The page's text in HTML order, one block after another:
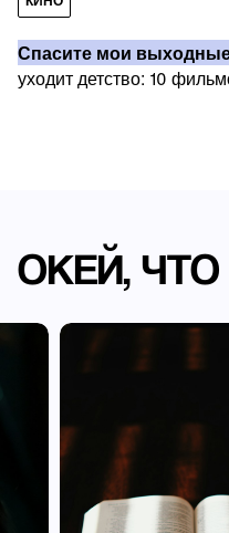
Спасите мои
уходит детство: 10
ОКЕЙ,